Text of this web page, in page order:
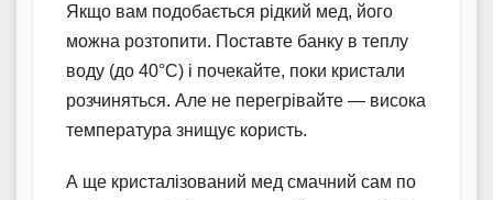
Якщо вам подобається рідкий мед, його
можна розтопити. Поставте банку в теплу
воду (до 40°C) і почекайте, поки кристали
розчиняться. Але не перегрівайте — висока
температура знищує користь.
А ще кристалізований мед смачний сам по